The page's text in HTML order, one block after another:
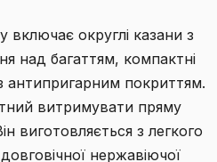
включає округлі казани з
над багаттям, компактні
антипригарним покриттям.
витримувати пряму
виготовляється з легкого
нержавіючої